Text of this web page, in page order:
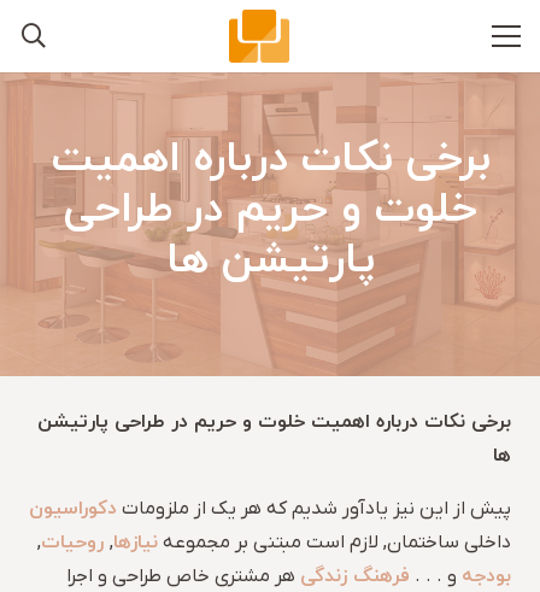
برخی نکات درباره اهمیت
خلوت و حریم در طراحی
پارتیشن ها
برخی نکات درباره اهمیت خلوت و حریم در طراحی پارتیشن
ها
پیش از این نیز یادآور شدیم که هر یک از ملزومات دکوراسیون
داخلی ساختمان, لازم است مبتنی بر مجموعه نیازها, روحیات,
بودجه و . . . فرهنگ زندگی هر مشتری خاص طراحی و اجرا